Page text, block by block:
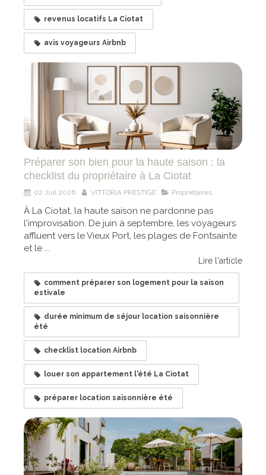
revenus locatifs La Ciotat
avis voyageurs Airbnb
Préparer son bien pour la haute saison : la
checklist du propriétaire à La Ciotat
02 Juil 2026 VITTORIA PRESTIGE Propriétaires
À La Ciotat, la haute saison ne pardonne pas
l'improvisation. De juin à septembre, les voyageurs
affluent vers le Vieux Port, les plages de Fontsainte
et le ...
Lire l'article
comment préparer son logement pour la saison
estivale
durée minimum de séjour location saisonnière
été
checklist location Airbnb
louer son appartement l'été La Ciotat
préparer location saisonnière été